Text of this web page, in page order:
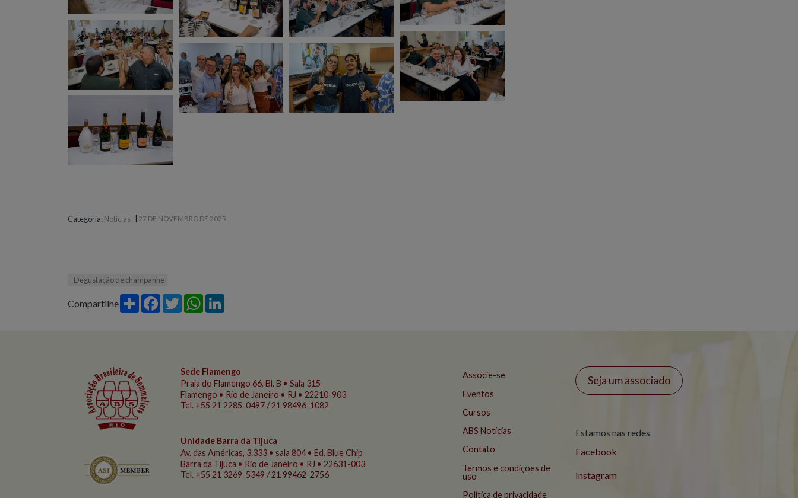
Categoria:Notícias | 27 DE NOVEMBRO DE 2025
Degustação de champanhe
Compartilhe Share Facebook
TwitterWhatsApp
Sede Flamengo
Praia do Flamengo 66, Bl. B • Sala 315
Flamengo • Rio de Janeiro • RJ • 22210-903
Tel. +55 21 2285-0497 / 21 98496-1082
Unidade Barra da Tijuca
Av. das Américas, 3.333 • sala 804 • Ed. Blue Chip
Barra da Tijuca • Rio de Janeiro • RJ • 22631-003
Tel. +55 21 3269-5349 /21 99462-2756
Associe-se
Eventos
Cursos
ABS Notícias
Contato
Termos e condições de
uso
Política de privacidade
Seja um associado
Estamos nas redes
Facebook
Instagram